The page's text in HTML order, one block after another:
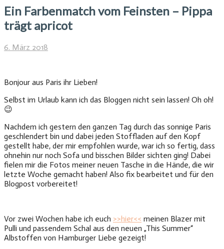
Ein Farbenmatch vom Feinsten – Pippa
trägt apricot
6. März 2018
Bonjour aus Paris ihr Lieben!
Selbst im Urlaub kann ich das Bloggen nicht sein lassen! Oh oh!
😉
Nachdem ich gestern den ganzen Tag durch das sonnige Paris
geschlendert bin und dabei jeden Stoffladen auf den Kopf
gestellt habe, der mir empfohlen wurde, war ich so fertig, dass
ohnehin nur noch Sofa und bisschen Bilder sichten ging! Dabei
fielen mir die Fotos meiner neuen Tasche in die Hände, die wir
letzte Woche gemacht haben! Also fix bearbeitet und für den
Blogpost vorbereitet!
Vor zwei Wochen habe ich euch >>hier<< meinen Blazer mit
Pulli und passendem Schal aus den neuen „This Summer“
Albstoffen von Hamburger Liebe gezeigt!